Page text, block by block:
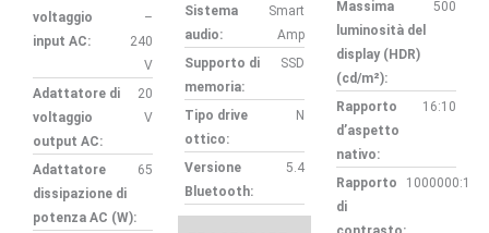
voltaggio
input AC:
–
240
V
Adattatore di
voltaggio
output AC:
20
V
Adattatore
dissipazione di
potenza AC (W):
65
Sistema
audio:
Smart
Amp
Supporto di
memoria:
SSD
Tipo drive
ottico:
N
Versione
Bluetooth:
5.4
Massima
luminosità del
display (HDR)
(cd/m²):
500
Rapporto
d’aspetto
nativo:
16:10
Rapporto
di
1000000:1